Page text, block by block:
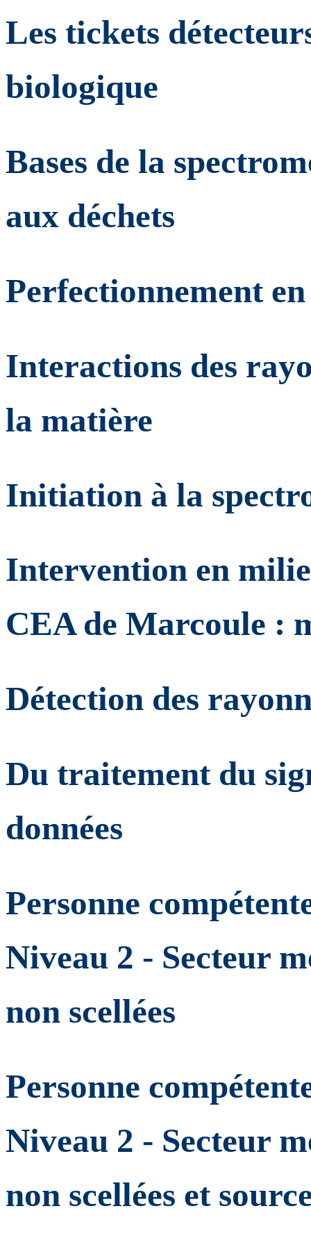
Les tickets
biologique
Bases de la
aux déchets
Perfectionnement
Interactions des
la matière
Initiation à la
Intervention en
CEA de Marcoule :
Détection des
Du traitement du
données
Personne
Niveau 2 - Secteur
non scellées
Personne
Niveau 2 - Secteur
non scellées et